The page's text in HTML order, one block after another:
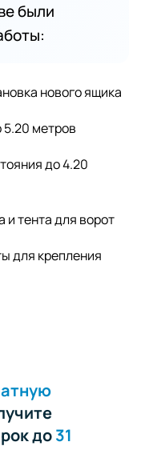
были
нового ящика
метров
до 4.20
и тента для ворот
для крепления
до31